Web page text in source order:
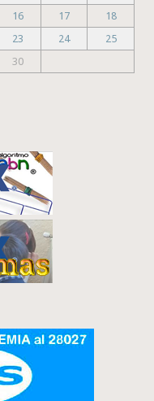
16 17
18
23 24
25
30